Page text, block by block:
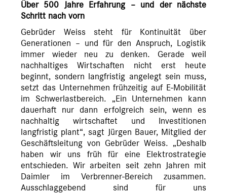
Über 500 Jahre Erfahrung – und der nächste
Schritt nach vorn
Gebrüder Weiss steht für Kontinuität über
Generationen – und für den Anspruch, Logistik
immer wieder neu zu denken. Gerade weil
nachhaltiges Wirtschaften nicht erst heute
beginnt, sondern langfristig angelegt sein muss,
setzt das Unternehmen frühzeitig auf E-Mobilität
im Schwerlastbereich. „Ein Unternehmen kann
dauerhaft nur dann erfolgreich sein, wenn es
nachhaltig wirtschaftet und Investitionen
langfristig plant“, sagt Jürgen Bauer, Mitglied der
Geschäftsleitung von Gebrüder Weiss. „Deshalb
haben wir uns früh für eine Elektrostrategie
entschieden. Wir arbeiten seit zehn Jahren mit
Daimler im Verbrenner-Bereich zusammen.
Ausschlaggebend sind für uns